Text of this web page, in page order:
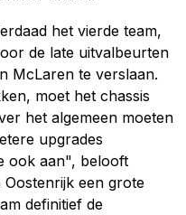
het vierde team,
de late uitvalbeurten
McLaren te verslaan.
moet het chassis
het algemeen moeten
upgrades
ook aan", belooft
Oostenrijk een grote
definitief de